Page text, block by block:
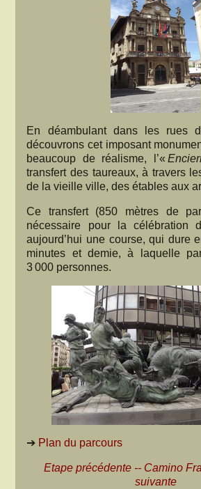
En déambulant dans les rues
découvrons cet imposant
beaucoup de réalisme, l’«
transfert des taureaux, à travers
de la vieille ville, des étables aux
Ce transfert (850 mètres de
nécessaire pour la célébration
aujourd’hui une course, qui dure
minutes et demie, à laquelle
3 000 personnes.
➔ Plan du parcours
Etape précédente -- Camino
suivante